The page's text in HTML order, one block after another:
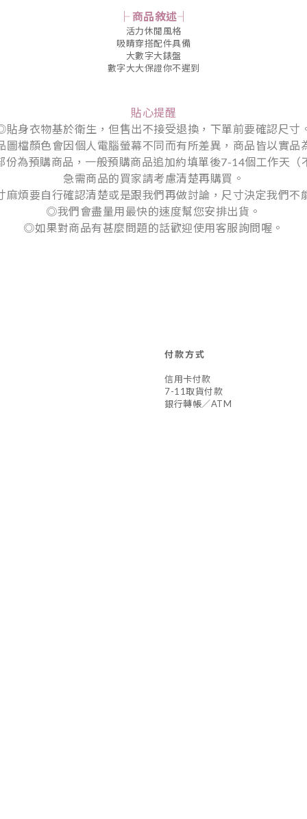
├ 商品敘述┤
活力休閒風格
吸睛穿搭配件具備
大數字大錶盤
數字大大保證你不遲到
貼心提醒
身衣物基於衛生，但售出不接受退換，下單前要確認尺寸
檔顏色會因個人電腦螢幕不同而有所差異，商品皆以實品
為預購商品，一般預購商品追加約填單後7-14個工作天（
急需商品的買家請考慮清楚再購買。
煩要自行確認清楚或是跟我們再做討論，尺寸決定我們不
◎我們會盡量用最快的速度幫您安排出貨。
◎如果對商品有甚麼問題的話歡迎使用客服詢問喔。
付款方式
信用卡付款
7-11取貨付款
銀行轉帳／ATM